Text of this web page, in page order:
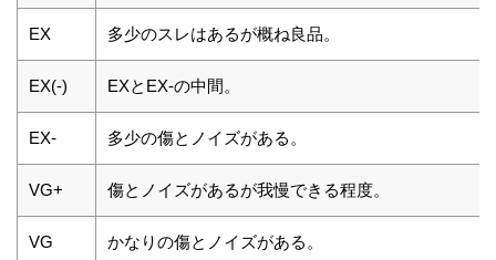
EX 多少のスレはあるが概ね良品。
EX(-) EXとEX-の中間。
EX- 多少の傷とノイズがある。
VG+ 傷とノイズがあるが我慢できる程度。
VG かなりの傷とノイズがある。